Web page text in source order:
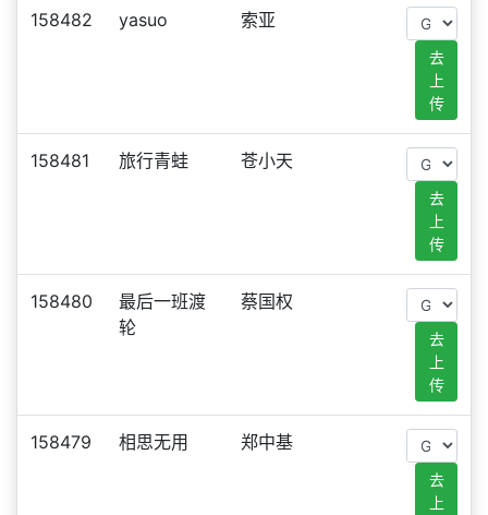
158482 yasuo 索亚
去
上
传
158481 旅行青蛙 苍小天
去
上
传
158480
最后一班渡
轮
蔡国权
去
上
传
158479 相思无用 郑中基
去
上